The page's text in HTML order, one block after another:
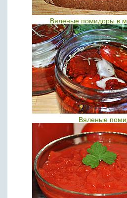
Вяленые помидоры в
Вяленые